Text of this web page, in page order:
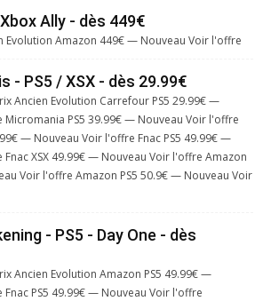
Ally - dès 449€
Evolution Amazon 449€ — Nouveau Voir l'offre
- PS5 / XSX - dès 29.99€
Ancien Evolution Carrefour PS5 29.99€ —
Micromania PS5 39.99€ — Nouveau Voir l'offre
— Nouveau Voir l'offre Fnac PS5 49.99€ —
XSX 49.99€ — Nouveau Voir l'offre Amazon
Voir l'offre Amazon PS5 50.9€ — Nouveau Voir
- PS5 - Day One - dès
Ancien Evolution Amazon PS5 49.99€ —
PS5 49.99€ — Nouveau Voir l'offre